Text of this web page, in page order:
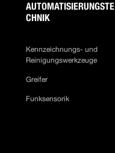
AUTOMATISIERUNGSTE
CHNIK
Kennzeichnungs- und
Reinigungswerkzeuge
Greifer
Funksensorik